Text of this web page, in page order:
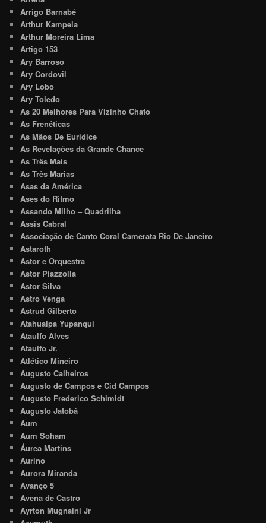
Arrigo Barnabé
Arthur Kampela
Arthur Moreira Lima
Artigo 153
Ary Barroso
Ary Cordovil
Ary Lobo
Ary Toledo
As 20 Melhores Para Vizinho Chato
As Frenéticas
As Mãos De Euridice
As Revelações da Grande Chance
As Três Mais
As Três Marias
Asas da América
Ases do Ritmo
Assando Milho – Quadrilha
Assis Cabral
Associação de Canto Coral Camerata Rio De Janeiro
Astaroth
Astor e Orquestra
Astor Piazzolla
Astor Silva
Astro Venga
Astrud Gilberto
Atahualpa Yupanqui
Ataulfo Alves
Ataulfo Jr.
Atlético Mineiro
Augusto Calheiros
Augusto de Campos e Cid Campos
Augusto Frederico Schimidt
Augusto Jatobá
Aum
Aum Soham
Áurea Martins
Aurino
Aurora Miranda
Avanço 5
Avena de Castro
Ayrton Mugnaini Jr